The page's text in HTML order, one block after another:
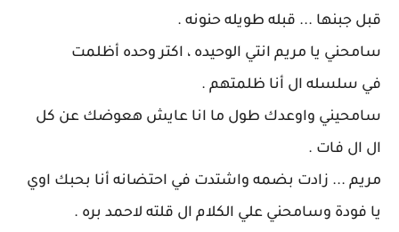
قبل جبنها ... قبله طويله حنونه .
سامحني يا مريم انتي الوحيده ، اكتر وحده أظلمت
في سلسله ال أنا ظلمتهم .
سامحيني واوعدك طول ما انا عايش هعوضك عن كل
ال ال فات .
مريم ... زادت بضمه واشتدت في احتضانه أنا بحبك اوي
يا فودة وسامحني علي الكلام ال قلته لاحمد بره .